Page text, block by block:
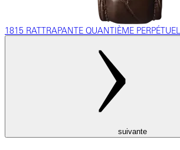
1815 RATTRAPANTE QUANTIÈME PERPÉTUEL
suivante